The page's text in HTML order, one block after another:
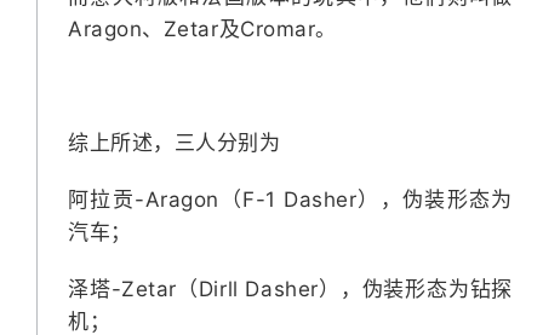
Aragon、Zetar及Cromar。
综上所述，三人分别为
阿拉贡-Aragon（F-1 Dasher），伪装形态为
汽车；
泽塔-Zetar（Dirll Dasher），伪装形态为钻探
机；